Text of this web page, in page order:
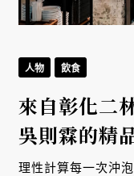
人物 飲食
來自彰化二
吳則霖的精
理性計算每一次沖